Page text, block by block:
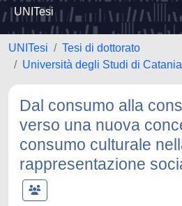
UNITesi
UNITesi
Tesi di dottorato
Università degli Studi di Catania
Dal consumo alla
verso una nuova
consumo culturale
rappresentazione